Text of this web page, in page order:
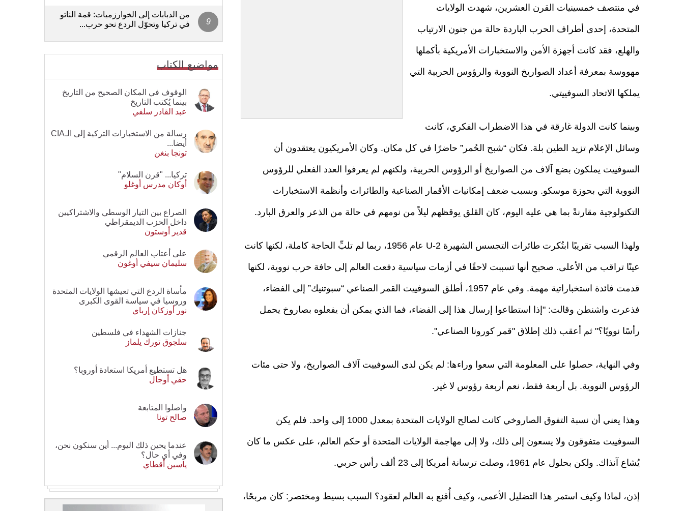
في منتصف خمسينيات القرن العشرين، شهدت الولايات
المتحدة، إحدى أطراف الحرب الباردة حالة من جنون الارتياب
والهلع، فقد كانت أجهزة الأمن والاستخبارات الأمريكية بأكملها
مهووسة بمعرفة أعداد الصواريخ النووية والرؤوس الحربية التي
يملكها الاتحاد السوفييتي.
وبينما كانت الدولة غارقة في هذا الاضطراب الفكري، كانت
وسائل الإعلام تزيد الطين بلة. فكان “شبح الحُمر” حاضرًا في كل مكان. وكان الأمريكيون يعتقدون أن
السوفييت يملكون بضع آلاف من الصواريخ أو الرؤوس الحربية، ولكنهم لم يعرفوا العدد الفعلي للرؤوس
النووية التي بحوزة موسكو. وبسبب ضعف إمكانيات الأقمار الصناعية والطائرات وأنظمة الاستخبارات
التكنولوجية مقارنةً بما هي عليه اليوم، كان القلق يوقظهم ليلاً من نومهم في حالة من الذعر والعرق البارد.
ولهذا السبب تقريبًا ابتُكرت طائرات التجسس الشهيرة U-2 عام 1956، ربما لم تلبِّ الحاجة كاملة، لكنها كانت
عينًا تراقب من الأعلى. صحيح أنها تسببت لاحقًا في أزمات سياسية دفعت العالم إلى حافة حرب نووية، لكنها
قدمت فائدة استخباراتية مهمة. وفي عام 1957، أطلق السوفييت القمر الصناعي “سبوتنيك” إلى الفضاء،
فذعرت واشنطن وقالت: "إذا استطاعوا إرسال هذا إلى الفضاء، فما الذي يمكن أن يفعلوه بصاروخ يحمل
رأسًا نوويًا؟" ثم أعقب ذلك إطلاق "قمر كورونا الصناعي".
وفي النهاية، حصلوا على المعلومة التي سعوا وراءها: لم يكن لدى السوفييت آلاف الصواريخ، ولا حتى مئات
الرؤوس النووية. بل أربعة فقط، نعم أربعة رؤوس لا غير.
وهذا يعني أن نسبة التفوق الصاروخي كانت لصالح الولايات المتحدة بمعدل 1000 إلى واحد. فلم يكن
السوفييت متفوقون ولا يسعون إلى ذلك، ولا إلى مهاجمة الولايات المتحدة أو حكم العالم، على عكس ما كان
يُشاع آنذاك. ولكن بحلول عام 1961، وصلت ترسانة أمريكا إلى 23 ألف رأس حربي.
إذن، لماذا وكيف استمر هذا التضليل الأعمى، وكيف أُقنع به العالم لعقود؟ السبب بسيط ومختصر: كان مربحًا،
من الدبابات إلى الخوارزميات: قمة الناتو
في تركيا وتحوّل الردع نحو حرب...
مواضيع الكتاب
الوقوف في المكان الصحيح من التاريخ
بينما يُكتب التاريخ
عبد القادر سلفي
رسالة من الاستخبارات التركية إلى الـCIA
أيضا...
تونجا بنغن
تركيا... "قرن السلام"
أوكان مدرس أوغلو
الصراع بين التيار الوسطي والاشتراكيين
داخل الحزب الديمقراطي
قدير أوستون
على أعتاب العالم الرقمي
سليمان سيفي أوغون
مأساة الردع التي تعيشها الولايات المتحدة
وروسيا في سياسة القوى الكبرى
نور أوزكان إرباي
جنازات الشهداء في فلسطين
سلجوق تورك يلماز
هل تستطيع أمريكا استعادة أوروبا؟
حقي أوجال
واصلوا المتابعة
صالح تونا
عندما يحين ذلك اليوم... أين سنكون نحن،
وفي أي حال؟
ياسين أقطاي